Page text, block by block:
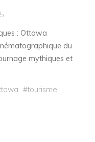
: Ottawa
du
mythiques et
#tourisme